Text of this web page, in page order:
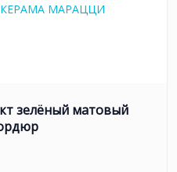
зелёный матовый